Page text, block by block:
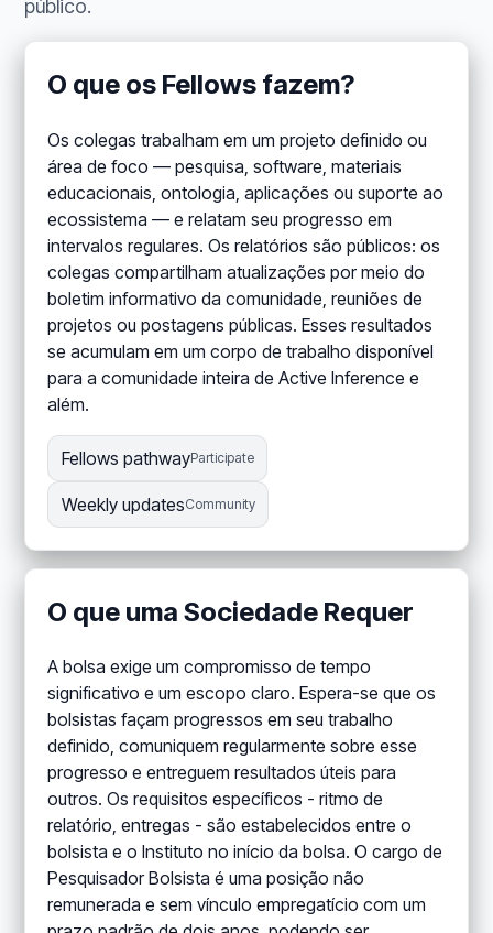
público.
O que os Fellows fazem?
Os colegas trabalham em um projeto definido ou
área de foco — pesquisa, software, materiais
educacionais, ontologia, aplicações ou suporte ao
ecossistema — e relatam seu progresso em
intervalos regulares. Os relatórios são públicos: os
colegas compartilham atualizações por meio do
boletim informativo da comunidade, reuniões de
projetos ou postagens públicas. Esses resultados
se acumulam em um corpo de trabalho disponível
para a comunidade inteira de Active Inference e
além.
Fellows pathwayParticipate
Weekly updatesCommunity
O que uma Sociedade Requer
A bolsa exige um compromisso de tempo
significativo e um escopo claro. Espera-se que os
bolsistas façam progressos em seu trabalho
definido, comuniquem regularmente sobre esse
progresso e entreguem resultados úteis para
outros. Os requisitos específicos - ritmo de
relatório, entregas - são estabelecidos entre o
bolsista e o Instituto no início da bolsa. O cargo de
Pesquisador Bolsista é uma posição não
remunerada e sem vínculo empregatício com um